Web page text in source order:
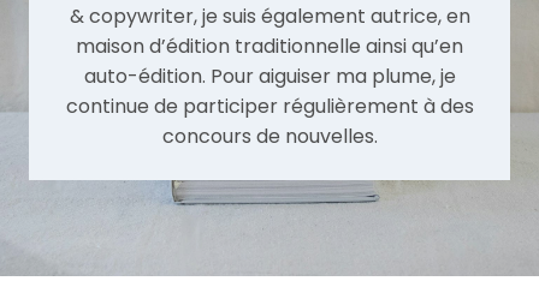
& copywriter, je suis également autrice, en
maison d’édition traditionnelle ainsi qu’en
auto-édition. Pour aiguiser ma plume, je
continue de participer régulièrement à des
concours de nouvelles.